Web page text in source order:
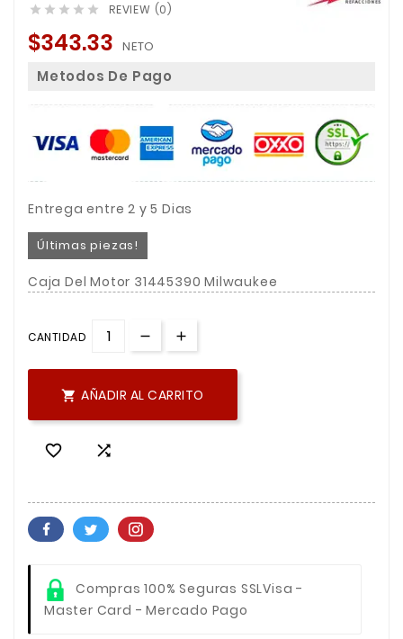
     REVIEW (0)
$343.33 NETO
Metodos De Pago
Entrega entre 2 y 5 Dias
Últimas piezas!
Caja Del Motor 31445390 Milwaukee
CANTIDAD
 AÑADIR AL CARRITO
 
Compras 100% Seguras SSLVisa -
Master Card - Mercado Pago